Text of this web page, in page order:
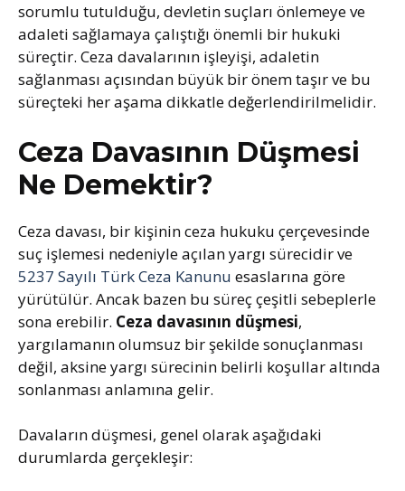
sorumlu tutulduğu, devletin suçları önlemeye ve
adaleti sağlamaya çalıştığı önemli bir hukuki
süreçtir. Ceza davalarının işleyişi, adaletin
sağlanması açısından büyük bir önem taşır ve bu
süreçteki her aşama dikkatle değerlendirilmelidir.
Ceza Davasının Düşmesi
Ne Demektir?
Ceza davası, bir kişinin ceza hukuku çerçevesinde
suç işlemesi nedeniyle açılan yargı sürecidir ve
5237 Sayılı Türk Ceza Kanunu esaslarına göre
yürütülür. Ancak bazen bu süreç çeşitli sebeplerle
sona erebilir. Ceza davasının düşmesi,
yargılamanın olumsuz bir şekilde sonuçlanması
değil, aksine yargı sürecinin belirli koşullar altında
sonlanması anlamına gelir.
Davaların düşmesi, genel olarak aşağıdaki
durumlarda gerçekleşir: